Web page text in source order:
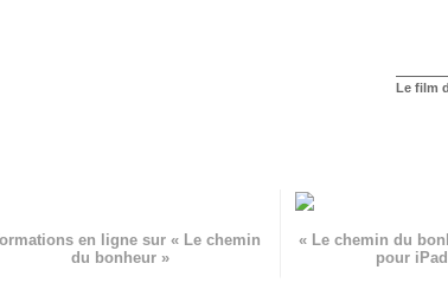
Le film
en ligne sur « Le chemin
du bonheur »
« Le chemin du
pour